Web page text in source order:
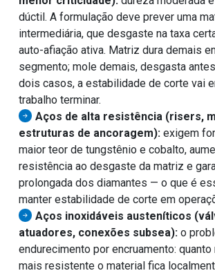
dúctil. A formulação deve prever uma
intermediária, que desgaste na taxa
auto-afiação ativa. Matriz dura demais
segmento; mole demais, desgasta
dois casos, a estabilidade de corte vai
trabalho terminar.
Aços de alta resistência (risers,
estruturas de ancoragem): exigem
maior teor de tungstênio e cobalto,
resistência ao desgaste da matriz e
prolongada dos diamantes — o que é
manter estabilidade de corte em
Aços inoxidáveis austeníticos
atuadores, conexões subsea): o
endurecimento por encruamento:
mais resistente o material fica